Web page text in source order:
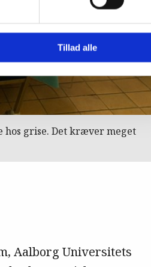
Tillad alle
hos grise. Det kræver meget
Aalborg Universitets